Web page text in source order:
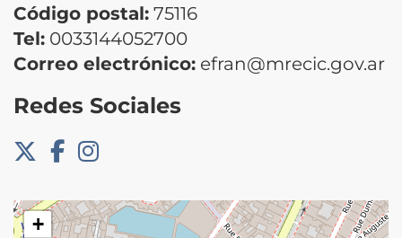
Código postal: 75116
Tel: 0033144052700
Correo electrónico: efran@mrecic.gov.ar
Redes Sociales
+